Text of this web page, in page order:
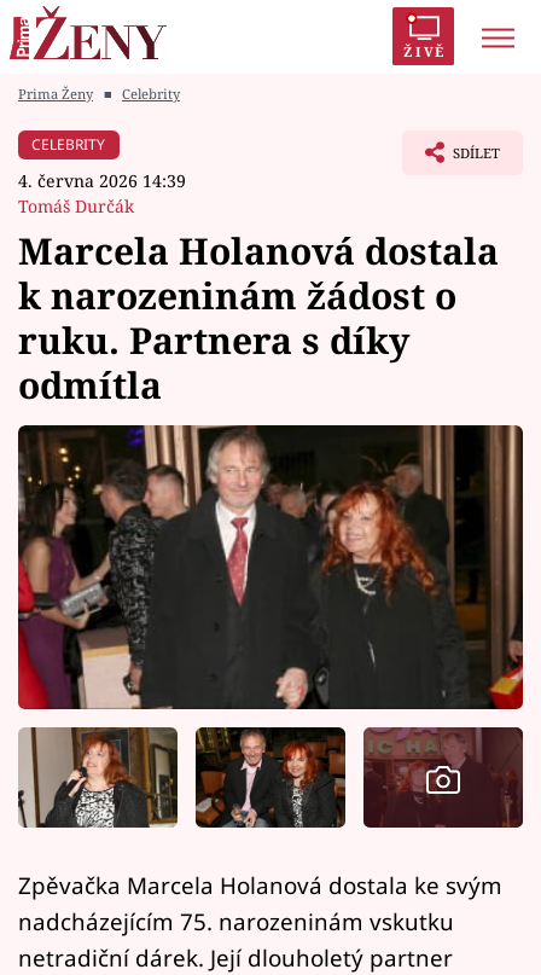
ŽIVĚ
Módní alarm
Témata
Celebrity
Vztahy
Seriály
Horoskopy
Sledujte prima+
Filmový festival Karlovy Vary
Pořady
Mámy sobě
Sledujte nás
Prima Ženy ■ Celebrity
CELEBRITY
4. června 2026 14:39
Tomáš Durčák
SDÍLET
Marcela Holanová dostala
k narozeninám žádost o
ruku. Partnera s díky
odmítla
Zpěvačka Marcela Holanová dostala ke svým
nadcházejícím 75. narozeninám vskutku
netradiční dárek. Její dlouholetý partner